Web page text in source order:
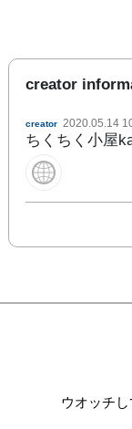
creator
creator 2020.05.14
ちくちく小屋
ウオッチ